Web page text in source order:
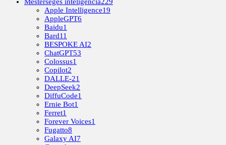
Apple Intelligence19
AppleGPT6
Baidu1
Bard11
BESPOKE AI2
ChatGPT53
Colossus1
Copilot2
DALLE-21
DeepSeek2
DiffuCode1
Ernie Bot1
Ferret1
Forever Voices1
Fugatto8
Galaxy AI7